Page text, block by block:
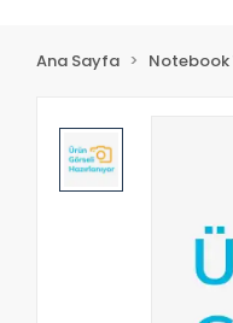
Ana Sayfa Notebook